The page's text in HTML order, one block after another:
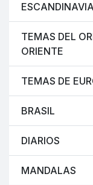
ESCANDINAVIA
TEMAS DEL
ORIENTE
TEMAS DE
BRASIL
DIARIOS
MANDALAS